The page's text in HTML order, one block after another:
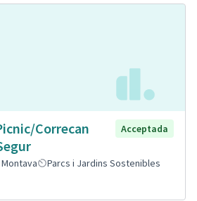
Correcan
Acceptada
Parcs i Jardins Sostenibles